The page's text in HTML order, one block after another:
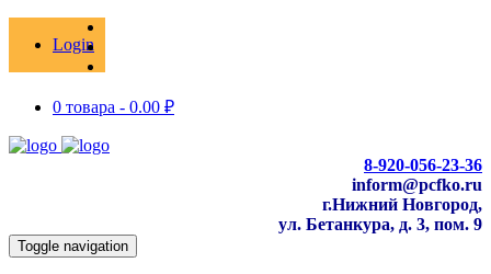
Login
0 товара - 0.00 ₽
8-920-056-23-36
inform@pcfko.ru
г.Нижний Новгород,
ул. Бетанкура, д. 3, пом. 9
Toggle navigation